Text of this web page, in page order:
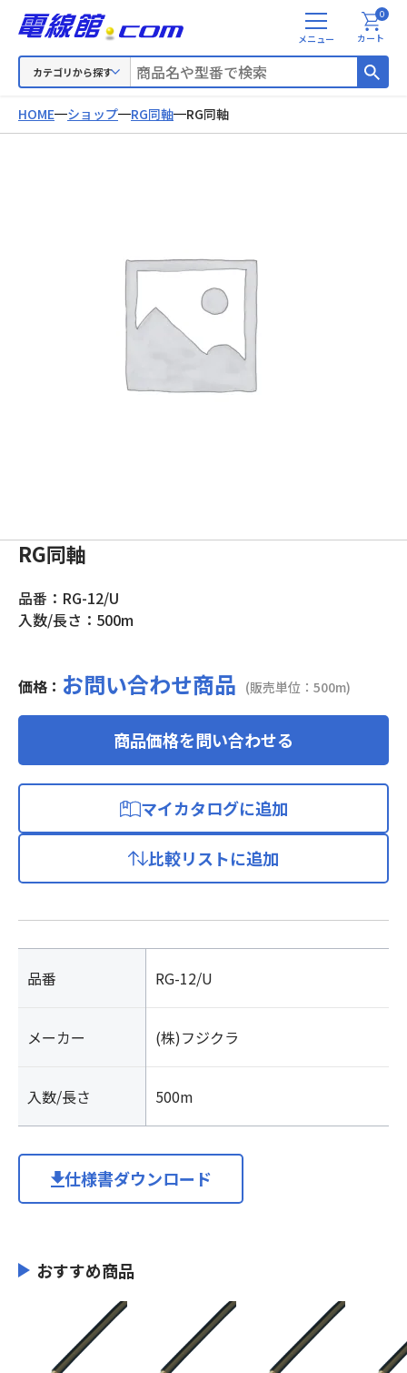
カテゴリから探す
メ
ニ
カート
0
HOME ショップ RG同軸 RG同軸
RG同軸
品番：RG-12/U
入数/長さ：500m
価格： お問い合わせ商品 (販売単位：500m)
商品価格を問い合わせる
マイカタログに追加
比較リストに追加
品番 RG-12/U
メーカー (株)フジクラ
入数/長さ 500m
仕様書ダウンロード
おすすめ商品